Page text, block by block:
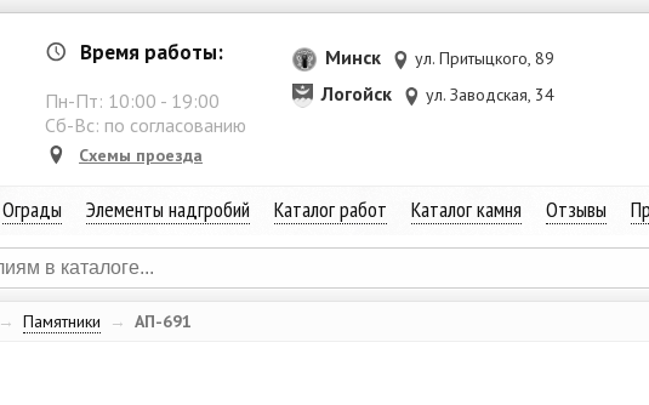
Время работы:
Пн-Пт: 10:00 - 19:00
Сб-Вс: по согласованию
Схемы проезда
Минск ул. Притыцкого, 89
Логойск ул. Заводская, 34
Ограды Элементы надгробий Каталог работ Каталог камня Отзывы
→ Памятники → АП-691